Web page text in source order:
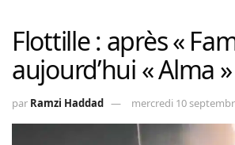
Flottille : après «
aujourd’hui « Alma »
par Ramzi Haddad mercredi 10